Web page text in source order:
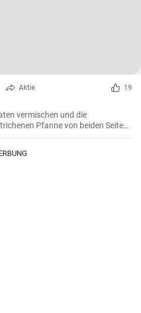
Aktie 19
vermischen und die
Pfanne von beiden Seiten